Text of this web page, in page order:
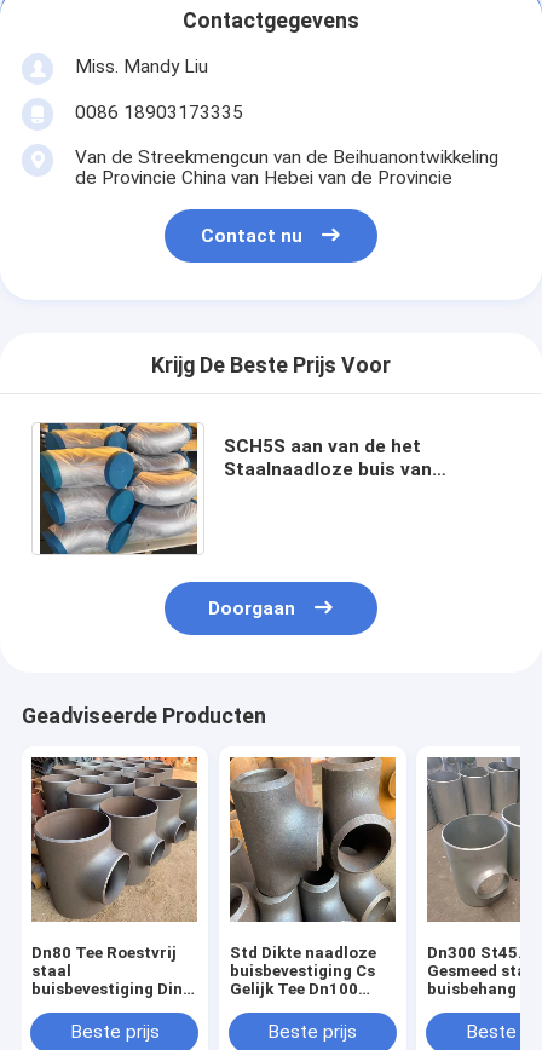
Contactgegevens
Miss. Mandy Liu
0086 18903173335
Van de Streekmengcun van de Beihuanontwikkeling
de Provincie China van Hebei van de Provincie
Contact nu
Krijg De Beste Prijs Voor
SCH5S aan van de het
Staalnaadloze buis van
Doorgaan
Geadviseerde Producten
Dn80 Tee Roestvrij
staal
buisbevestiging Din
Technieken gesmeed
Beste prijs
Std Dikte naadloze
buisbevestiging Cs
Gelijk Tee Dn100
Beste prijs
Dn300 St45.8
Gesmeed staal
buisbehang
Beste